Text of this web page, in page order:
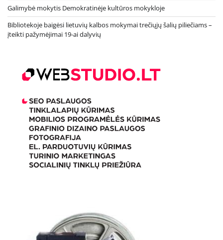
Galimybė mokytis Demokratinėje kultūros mokykloje
Bibliotekoje baigėsi lietuvių kalbos mokymai trečiųjų šalių piliečiams –
įteikti pažymėjimai 19-ai dalyvių